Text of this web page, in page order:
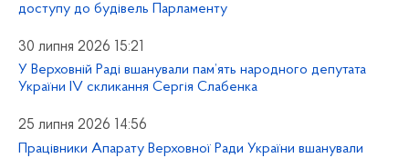
доступу до будівель Парламенту
30 липня 2026 15:21
У Верховній Раді вшанували пам’ять народного депутата
України IV скликання Сергія Слабенка
25 липня 2026 14:56
Працівники Апарату Верховної Ради України вшанували